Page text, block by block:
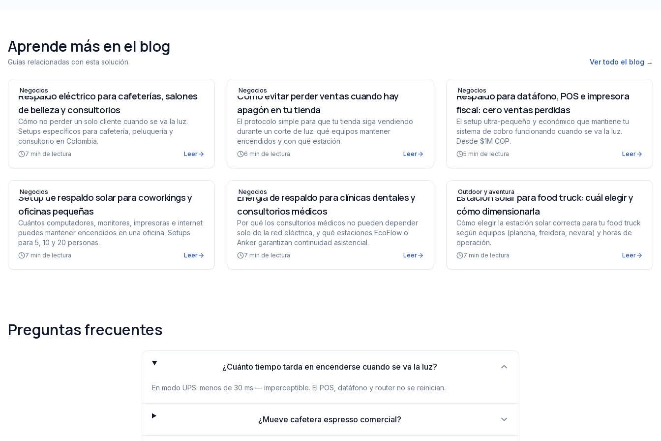
Aprende más en el blog
Guías relacionadas con esta solución. Ver todo el blog →
Respaldo eléctrico para cafeterías, salones de belleza y consultorios
Negocios
Respaldo eléctrico para cafeterías, salones
de belleza y consultorios
Cómo no perder un solo cliente cuando se va la luz.
Setups específicos para cafetería, peluquería y
consultorio en Colombia.
7 min de lectura Leer
Cómo evitar perder ventas cuando hay apagón en tu tienda
Negocios
Cómo evitar perder ventas cuando hay
apagón en tu tienda
El protocolo simple para que tu tienda siga vendiendo
durante un corte de luz: qué equipos mantener
encendidos y con qué estación.
6 min de lectura Leer
Respaldo para datáfono, POS e impresora fiscal: cero
Negocios
Respaldo para datáfono, POS e impresora
fiscal: cero ventas perdidas
El setup ultra-pequeño y económico que mantiene tu
sistema de cobro funcionando cuando se va la luz.
Desde $1M COP.
5 min de lectura Leer
Setup de respaldo solar para coworkings y oficinas pequeñas
Negocios
Setup de respaldo solar para coworkings y
oficinas pequeñas
Cuántos computadores, monitores, impresoras e internet
puedes mantener encendidos en una oficina. Setups
para 5, 10 y 20 personas.
7 min de lectura Leer
Energía de respaldo para clínicas dentales y consultorios médicos
Negocios
Energía de respaldo para clínicas dentales y
consultorios médicos
Por qué los consultorios médicos no pueden depender
solo de la red eléctrica, y qué estaciones EcoFlow o
Anker garantizan continuidad asistencial.
7 min de lectura Leer
Estación solar para food truck: cuál elegir y cómo
Outdoor y aventura
Estación solar para food truck: cuál elegir y
cómo dimensionarla
Cómo elegir la estación solar correcta para tu food truck
según equipos (plancha, freidora, nevera) y horas de
operación.
7 min de lectura Leer
Preguntas frecuentes
¿Cuánto tiempo tarda en encenderse cuando se va la luz?
En modo UPS: menos de 30 ms — imperceptible. El POS, datáfono y router no se reinician.
¿Mueve cafetera espresso comercial?